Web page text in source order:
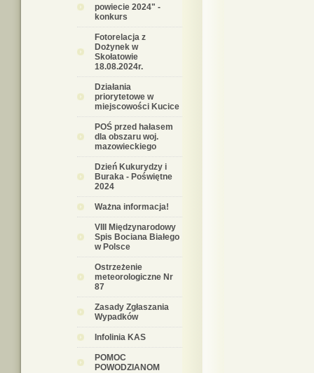
powiecie 2024" -
konkurs
Fotorelacja z
Dożynek w
Skołatowie
18.08.2024r.
Działania
priorytetowe w
miejscowości Kucice
POŚ przed hałasem
dla obszaru woj.
mazowieckiego
Dzień Kukurydzy i
Buraka - Poświętne
2024
Ważna informacja!
VIII Międzynarodowy
Spis Bociana Białego
w Polsce
Ostrzeżenie
meteorologiczne Nr
87
Zasady Zgłaszania
Wypadków
Infolinia KAS
POMOC
POWODZIANOM